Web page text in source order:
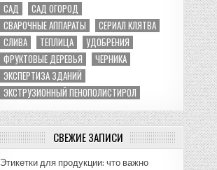
САД
САД ОГОРОД
СВАРОЧНЫЕ АППАРАТЫ
СЕРИАЛ КЛЯТВА
СЛИВА
ТЕПЛИЦА
УДОБРЕНИЯ
ФРУКТОВЫЕ ДЕРЕВЬЯ
ЧЕРНИКА
ЭКСПЕРТИЗА ЗДАНИЙ
ЭКСТРУЗИОННЫЙ ПЕНОПОЛИСТИРОЛ
СВЕЖИЕ ЗАПИСИ
Этикетки для продукции: что важно